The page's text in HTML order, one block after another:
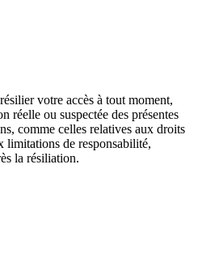
votre accès à tout moment,
réelle ou suspectée des présentes
comme celles relatives aux droits
limitations de responsabilité,
la résiliation.